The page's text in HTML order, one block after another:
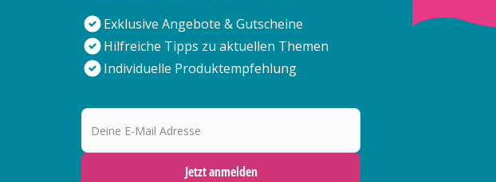
Exklusive Angebote & Gutscheine
Hilfreiche Tipps zu aktuellen Themen
Individuelle Produktempfehlung
Deine E-Mail Adresse
Jetzt anmelden